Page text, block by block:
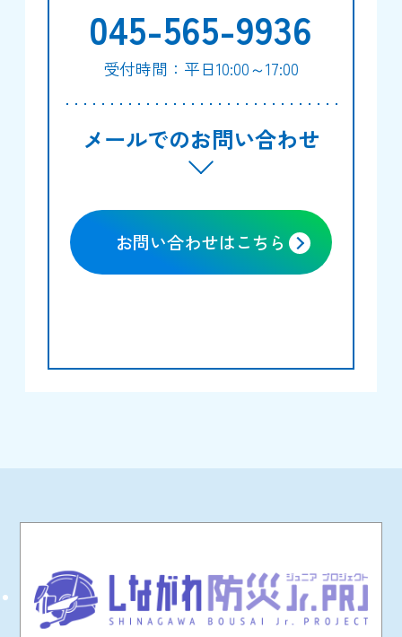
045-565-9936
受付時間：平日10:00～17:00
メールでのお問い合わせ
お問い合わせはこちら